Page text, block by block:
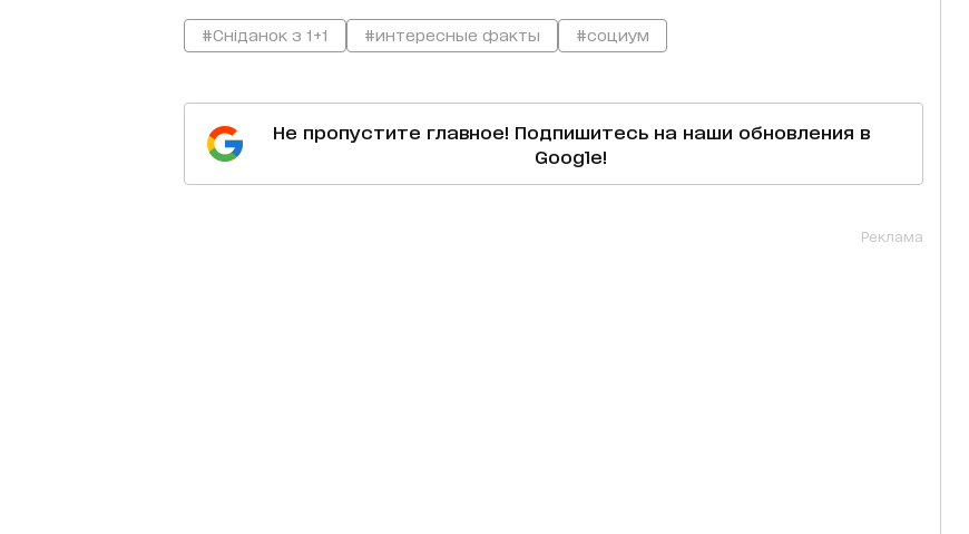
#Сніданок з 1+1 #интересные факты #социум
Не пропустите главное! Подпишитесь на наши обновления в
Google!
Реклама